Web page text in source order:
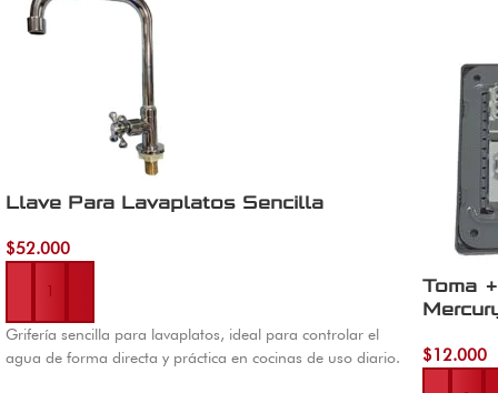
Llave Para Lavaplatos Sencilla
$52.000
Añadir al carrito
Grifería sencilla para lavaplatos, ideal para controlar el
agua de forma directa y práctica en cocinas de uso diario.
Toma
$12.000
Añadir al